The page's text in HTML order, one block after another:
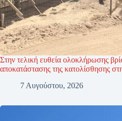
Στην τελική ευθεία ολοκλήρωσης
αποκατάστασης της κατολίσθησης
7 Αυγούστου, 2026